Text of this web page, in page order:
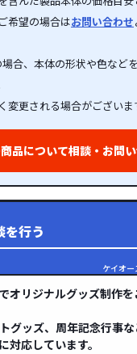
希望の場合はお問い合わせ
合、本体の形状や色など
更される場合がございま
品について相談・お問
を行う
ケイオー
オリジナルグッズ制作を
グッズ、周年記念行事
対応しています。